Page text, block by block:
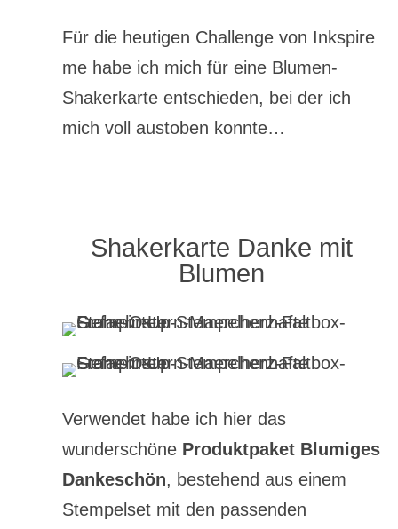
Für die heutigen Challenge von Inkspire
me habe ich mich für eine Blumen-
Shakerkarte entschieden, bei der ich
mich voll austoben konnte…
Shakerkarte Danke mit
Blumen
Verwendet habe ich hier das
wunderschöne Produktpaket Blumiges
Dankeschön, bestehend aus einem
Stempelset mit den passenden